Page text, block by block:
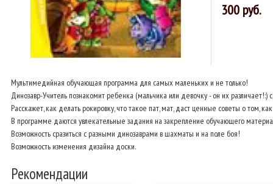
300
Мультимедийная обучающая программа для самых маленьких и не только!
Динозавр-Учитель познакомит ребенка (мальчика или девочку - он их
Расскажет, как делать рокировку, что такое пат, мат, даст ценные советы о том,
В программе даются увлекательные задания на закрепление обучающего
Возможность сразиться с разными динозаврами в шахматы и на поле боя!
Возможность изменения дизайна доски.
Рекомендации